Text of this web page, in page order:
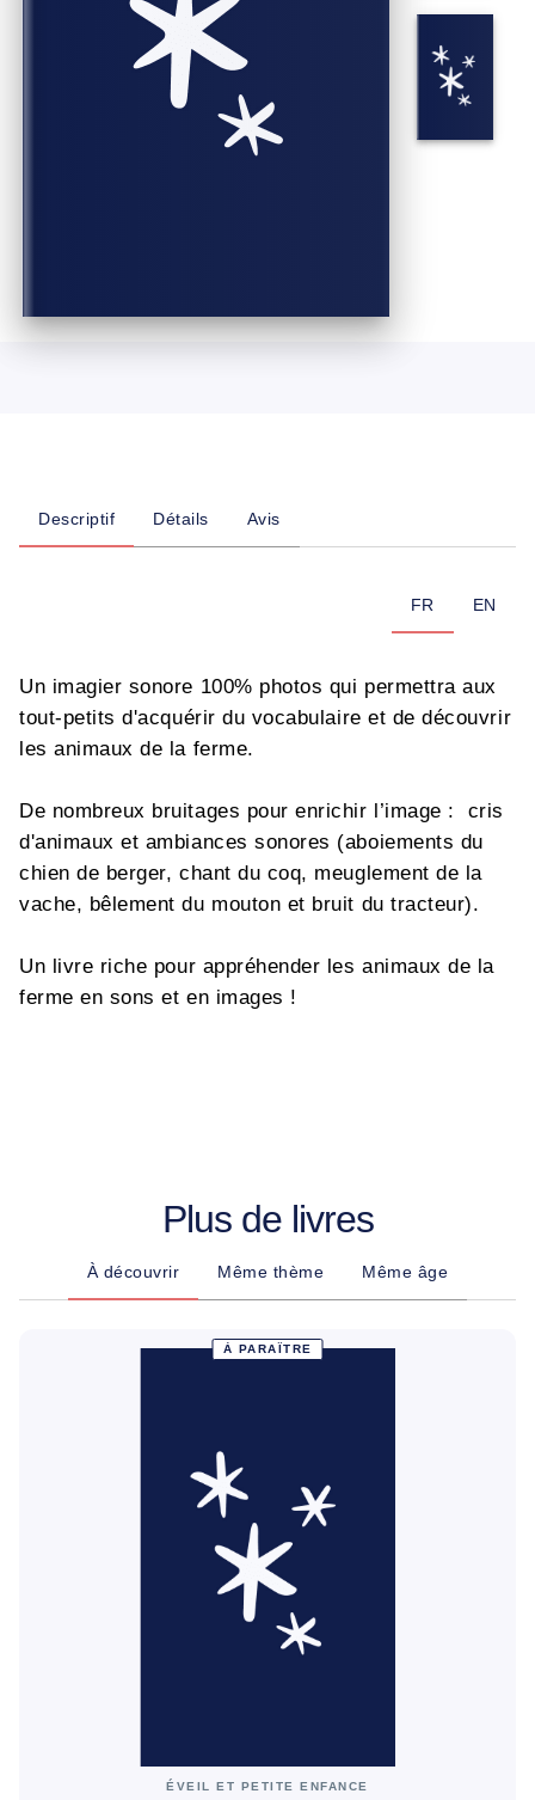
Descriptif Détails Avis
FR EN
Un imagier sonore 100% photos qui permettra aux
tout-petits d'acquérir du vocabulaire et de découvrir
les animaux de la ferme.
De nombreux bruitages pour enrichir l’image : cris
d'animaux et ambiances sonores (aboiements du
chien de berger, chant du coq, meuglement de la
vache, bêlement du mouton et bruit du tracteur).
Un livre riche pour appréhender les animaux de la
ferme en sons et en images !
Plus de livres
À découvrir Même thème Même âge
À PARAÎTRE
ÉVEIL ET PETITE ENFANCE